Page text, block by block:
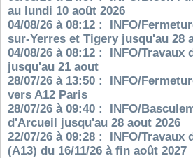
au lundi 10 août 2026
04/08/26 à 08:12 : INFO/
sur-Yerres et Tigery jusqu'au 28
04/08/26 à 08:12 : INFO/Travaux
jusqu'au 21 aout
28/07/26 à 13:50 : INFO/
vers A12 Paris
28/07/26 à 09:40 : INFO/
d'Arcueil jusqu'au 28 aout 2026
22/07/26 à 09:28 : INFO/
(A13) du 16/11/26 à fin août 2027